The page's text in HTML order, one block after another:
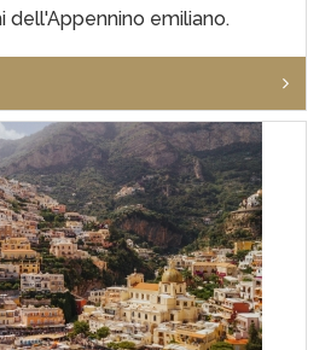
dell'Appennino emiliano.